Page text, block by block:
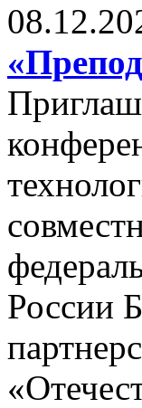
России